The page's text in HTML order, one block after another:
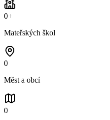
0+
Mateřských škol
0
Měst a obcí
0